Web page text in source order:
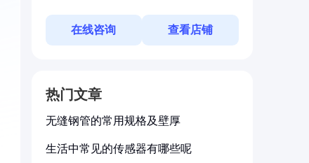
在线咨询 查看店铺
热门文章
无缝钢管的常用规格及壁厚
生活中常见的传感器有哪些呢